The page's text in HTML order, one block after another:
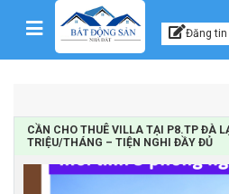
Skip to content Kênh
Đăng
CẦN CHO THUÊ VILLA TẠI P8.TP ĐÀ
TRIỆU/THÁNG – TIỆN NGHI ĐẦY ĐỦ